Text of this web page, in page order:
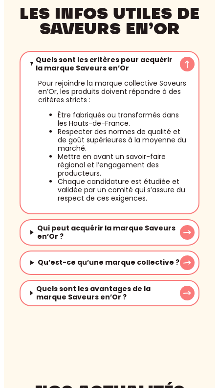
LES INFOS UTILES DE
SAVEURS EN’OR
Quels sont les critères pour acquérir
la marque Saveurs en’Or
Pour rejoindre la marque collective Saveurs
en’Or, les produits doivent répondre à des
critères stricts :
Être fabriqués ou transformés dans
les Hauts-de-France.
Respecter des normes de qualité et
de goût supérieures à la moyenne du
marché.
Mettre en avant un savoir-faire
régional et l’engagement des
producteurs.
Chaque candidature est étudiée et
validée par un comité qui s’assure du
respect de ces exigences.
Qui peut acquérir la marque Saveurs
en’Or ?
Qu’est-ce qu’une marque collective ?
Quels sont les avantages de la
marque Saveurs en’Or ?